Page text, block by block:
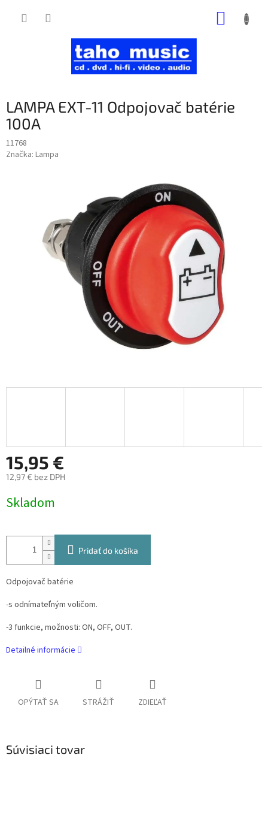
LAMPA EXT-11 Odpojovač batérie
100A
11768
Značka: Lampa
15,95 €
12,97 € bez DPH
cena:
Skladom
Pridať do košíka
Odpojovač batérie
-s odnímateľným voličom.
-3 funkcie, možnosti: ON, OFF, OUT.
Detailné informácie
OPÝTAŤ SA STRÁŽIŤ ZDIEĽAŤ
Súvisiaci tovar